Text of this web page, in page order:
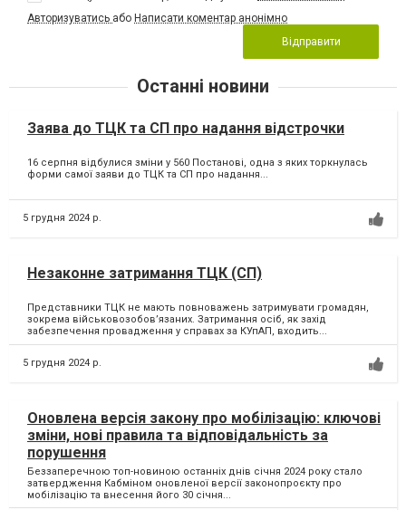
Авторизуватись або Написати коментар анонімно
Відправити
Останні новини
Заява до ТЦК та СП про надання відстрочки
16 серпня відбулися зміни у 560 Постанові, одна з яких торкнулась
форми самої заяви до ТЦК та СП про надання...
5 грудня 2024 р.
Незаконне затримання ТЦК (СП)
Представники ТЦК не мають повноважень затримувати громадян,
зокрема військовозобов’язаних. Затримання осіб, як захід
забезпечення провадження у справах за КУпАП, входить...
5 грудня 2024 р.
Оновлена версія закону про мобілізацію: ключові
зміни, нові правила та відповідальність за
порушення
Беззаперечною топ-новиною останніх днів січня 2024 року стало
затвердження Кабміном оновленої версії законопроєкту про
мобілізацію та внесення його 30 січня...